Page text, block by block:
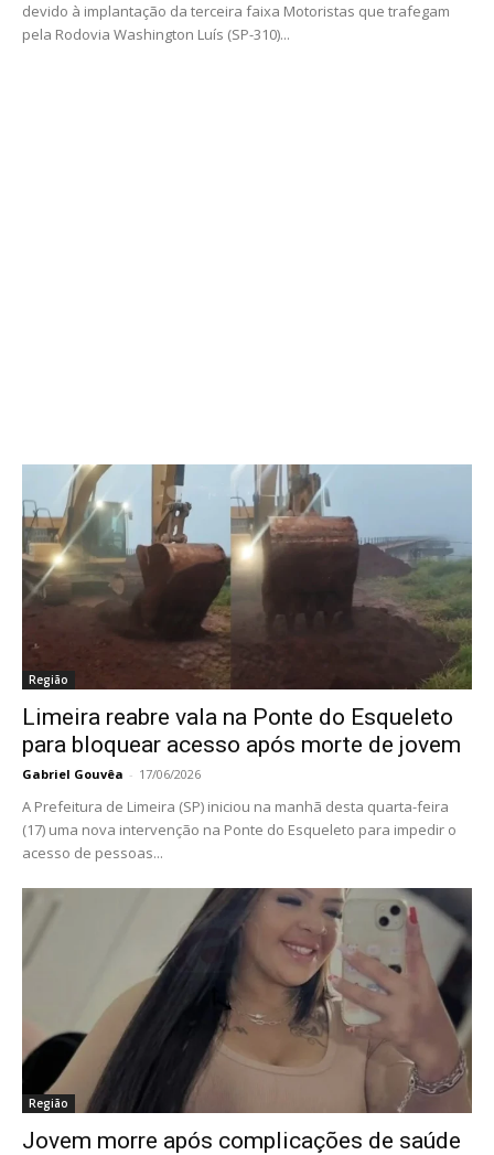
devido à implantação da terceira faixa Motoristas que trafegam
pela Rodovia Washington Luís (SP-310)...
Região
Limeira reabre vala na Ponte do Esqueleto
para bloquear acesso após morte de jovem
Gabriel Gouvêa - 17/06/2026
A Prefeitura de Limeira (SP) iniciou na manhã desta quarta-feira
(17) uma nova intervenção na Ponte do Esqueleto para impedir o
acesso de pessoas...
Região
Jovem morre após complicações de saúde